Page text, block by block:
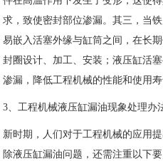
求，致使密封部位渗漏。其三，当
易嵌入活塞外缘与缸筒之间，在长
封圈设计、加工、安装；液压缸活
渗漏，降低工程机械的性能和使用寿
3、工程机械液压缸漏油现象处理办
新时期，人们对于工程机械的应用
除液压缸漏油问题，还需注重以下要